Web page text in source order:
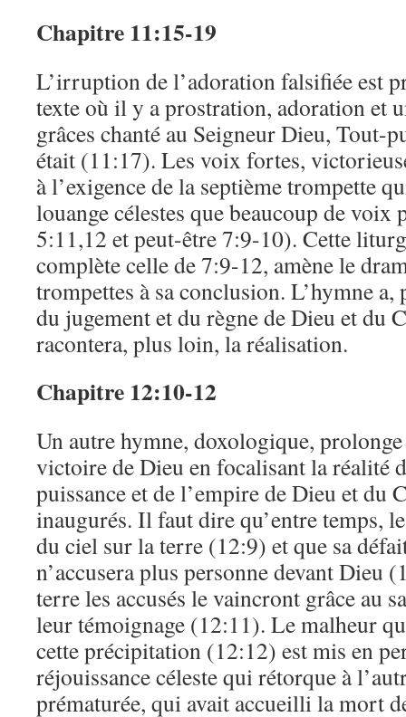
Chapitre 11:15-19
L’irruption de l’adoration falsifiée est
texte où il y a prostration, adoration et
grâces chanté au Seigneur Dieu, Tout-
était (11:17). Les voix fortes,
à l’exigence de la septième trompette
louange célestes que beaucoup de voix
5:11,12 et peut-être 7:9-10). Cette
complète celle de 7:9-12, amène le
trompettes à sa conclusion. L’hymne a,
du jugement et du règne de Dieu et du
racontera, plus loin, la réalisation.
Chapitre 12:10-12
Un autre hymne, doxologique,
victoire de Dieu en focalisant la réalité
puissance et de l’empire de Dieu et du
inaugurés. Il faut dire qu’entre temps,
du ciel sur la terre (12:9) et que sa
n’accusera plus personne devant Dieu
terre les accusés le vaincront grâce au
leur témoignage (12:11). Le malheur
cette précipitation (12:12) est mis en
réjouissance céleste qui rétorque à
prématurée, qui avait accueilli la mort